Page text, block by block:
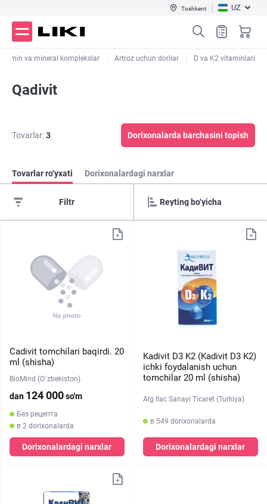
Toshkent UZ
va mineral komplekslar Artroz uchun dorilar D va K2 vitaminlari
Qadivit
Tovarlar:3 Dorixonalarda barchasini topish
Tovarlar ro‘yxati Dorixonalardagi narxlar
Filtr
Cadivit tomchilari baqirdi. 20
ml (shisha)
BioMind (O`zbekiston)
dan 124 000so'm
Без рецепта
в 2 dorixonalarda
Dorixonalardagi narxlar
Kadivit D3 K2 (Kadivit D3 K2)
ichki foydalanish uchun
tomchilar 20 ml (shisha)
Alg Ilac Sanayi Ticaret (Turkiya)
в 549 dorixonalarda
Dorixonalardagi narxlar